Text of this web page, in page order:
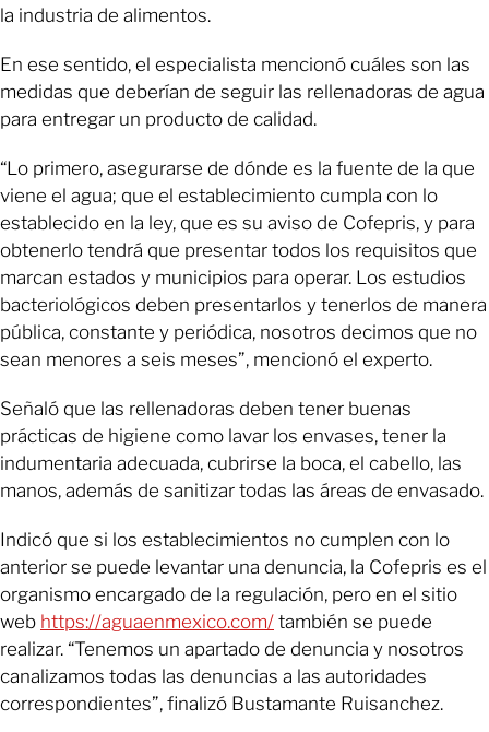
la industria de alimentos.
En ese sentido, el especialista mencionó cuáles son las
medidas que deberían de seguir las rellenadoras de agua
para entregar un producto de calidad.
“Lo primero, asegurarse de dónde es la fuente de la que
viene el agua; que el establecimiento cumpla con lo
establecido en la ley, que es su aviso de Cofepris, y para
obtenerlo tendrá que presentar todos los requisitos que
marcan estados y municipios para operar. Los estudios
bacteriológicos deben presentarlos y tenerlos de manera
pública, constante y periódica, nosotros decimos que no
sean menores a seis meses”, mencionó el experto.
Señaló que las rellenadoras deben tener buenas
prácticas de higiene como lavar los envases, tener la
indumentaria adecuada, cubrirse la boca, el cabello, las
manos, además de sanitizar todas las áreas de envasado.
Indicó que si los establecimientos no cumplen con lo
anterior se puede levantar una denuncia, la Cofepris es el
organismo encargado de la regulación, pero en el sitio
web https://aguaenmexico.com/ también se puede
realizar. “Tenemos un apartado de denuncia y nosotros
canalizamos todas las denuncias a las autoridades
correspondientes”, finalizó Bustamante Ruisanchez.